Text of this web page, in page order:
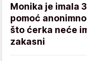
Monika je imala
pomoć
što ćerka neće
zakasni